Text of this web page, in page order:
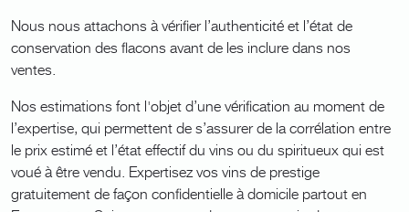
Nous nous attachons à vérifier l’authenticité et l’état de
conservation des flacons avant de les inclure dans nos
ventes.
Nos estimations font l'objet d’une vérification au moment de
l’expertise, qui permettent de s’assurer de la corrélation entre
le prix estimé et l’état effectif du vins ou du spiritueux qui est
voué à être vendu. Expertisez vos vins de prestige
gratuitement de façon confidentielle à domicile partout en